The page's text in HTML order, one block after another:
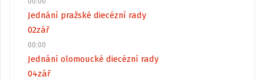
Jednání pražské diecézní rady
02zář
00:00
Jednání olomoucké diecézní rady
04zář